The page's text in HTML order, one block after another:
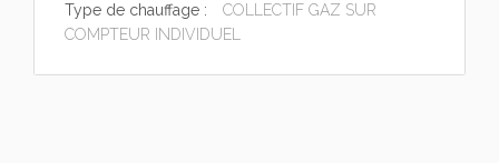
Type de chauffage :
COLLECTIF GAZ SUR
COMPTEUR INDIVIDUEL